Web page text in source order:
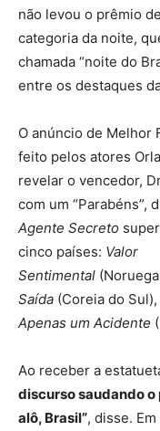
não levou o prêmio
categoria da noite,
chamada “noite do
entre os destaques
O anúncio de Melhor
feito pelos atores
revelar o vencedor,
com um “Parabéns”,
Agente Secreto
cinco países: Valor
Sentimental
Saída (Coreia do Sul),
Apenas um Acidente
Ao receber a
discurso saudando o
alô, Brasil”, disse.